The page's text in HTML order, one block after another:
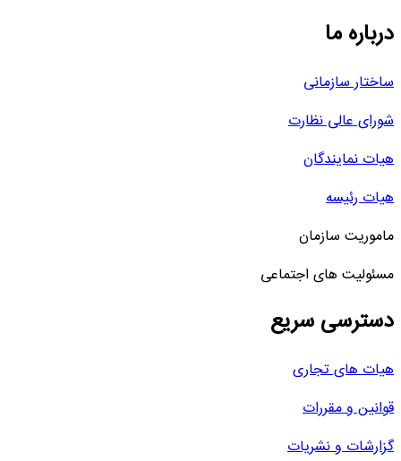
درباره ما
ساختار سازمانی
شورای عالی نظارت
هیات نمایندگان
هیات رئیسه
ماموریت سازمان
مسئولیت های اجتماعی
دسترسی سریع
هیات های تجاری
قوانین و مقررات
گزارشات و نشریات